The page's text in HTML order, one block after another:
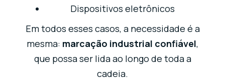
Dispositivos eletrônicos
Em todos esses casos, a necessidade é a
mesma: marcação industrial confiável,
que possa ser lida ao longo de toda a
cadeia.